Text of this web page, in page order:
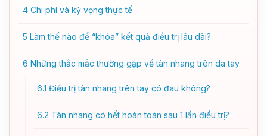
4 Chi phí và kỳ vọng thực tế
5 Làm thế nào để “khóa” kết quả điều trị lâu dài?
6 Những thắc mắc thường gặp về tàn nhang trên da tay
6.1 Điều trị tàn nhang trên tay có đau không?
6.2 Tàn nhang có hết hoàn toàn sau 1 lần điều trị?